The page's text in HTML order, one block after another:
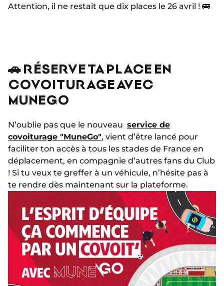
Attention, il ne restait que dix places le 26 avril ! 🚌
🚗 RÉSERVE TA PLACE EN
COVOITURAGE AVEC
MUNEGO
N’oublie pas que le nouveau service de
covoiturage "MuneGo", vient d’être lancé pour
faciliter ton accès à tous les stades de France en
déplacement, en compagnie d’autres fans du Club
! Si tu veux te greffer à un véhicule, n’hésite pas à
te rendre dès maintenant sur la plateforme.